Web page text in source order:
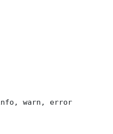
warn, error